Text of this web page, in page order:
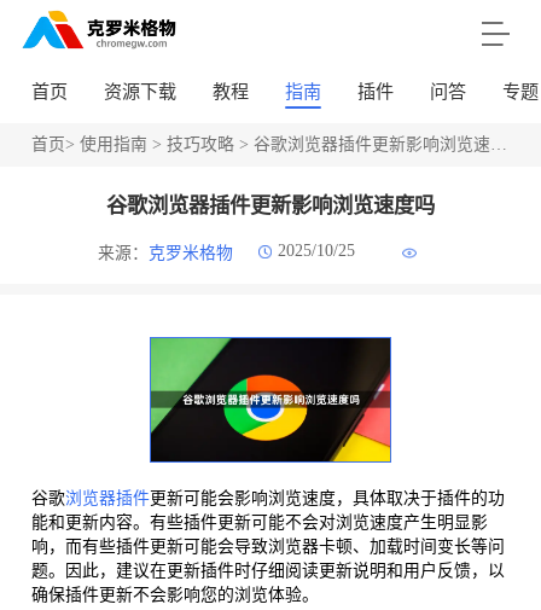
首页 资源下载 教程 指南 插件 问答 专题
首页> 使用指南 > 技巧攻略> 谷歌浏览器插件更新影响浏览速度吗
谷歌浏览器插件更新影响浏览速度吗
来源： 克罗米格物 2025/10/25
谷歌浏览器插件更新可能会影响浏览速度，具体取决于插件的功
能和更新内容。有些插件更新可能不会对浏览速度产生明显影
响，而有些插件更新可能会导致浏览器卡顿、加载时间变长等问
题。因此，建议在更新插件时仔细阅读更新说明和用户反馈，以
确保插件更新不会影响您的浏览体验。